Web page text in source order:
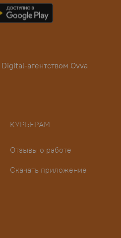
Digital-агентством Ovva
КУРЬЕРАМ
Отзывы о работе
Скачать приложение